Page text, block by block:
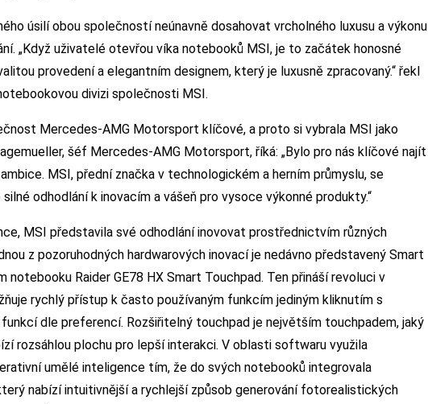
úsilí obou společností neúnavně dosahovat vrcholného luxusu a výkonu
„Když uživatelé otevřou víka notebooků MSI, je to začátek honosné
provedení a elegantním designem, který je luxusně zpracovaný.“ řekl
divizi společnosti MSI.
Mercedes-AMG Motorsport klíčové, a proto si vybrala MSI jako
šéf Mercedes-AMG Motorsport, říká: „Bylo pro nás klíčové najít
MSI, přední značka v technologickém a herním průmyslu, se
odhodlání k inovacím a vášeň pro vysoce výkonné produkty.“
MSI představila své odhodlání inovovat prostřednictvím různých
z pozoruhodných hardwarových inovací je nedávno představený Smart
notebooku Raider GE78 HX Smart Touchpad. Ten přináší revoluci v
rychlý přístup k často používaným funkcím jediným kliknutím s
dle preferencí. Rozšiřitelný touchpad je největším touchpadem, jaký
rozsáhlou plochu pro lepší interakci. V oblasti softwaru využila
umělé inteligence tím, že do svých notebooků integrovala
nabízí intuitivnější a rychlejší způsob generování fotorealistických